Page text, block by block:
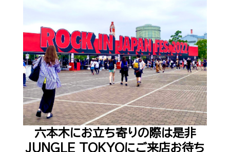
六本木にお立ち寄りの際は是非
JUNGLE TOKYOにご来店お待ち